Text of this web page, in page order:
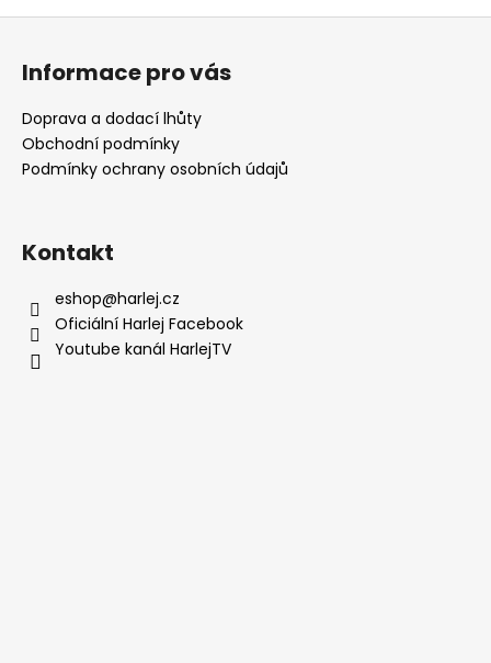
Z
Informace pro vás
Doprava a dodací lhůty
Obchodní podmínky
Podmínky ochrany osobních údajů
Kontakt
eshop@harlej.cz
Oficiální Harlej Facebook
Youtube kanál HarlejTV